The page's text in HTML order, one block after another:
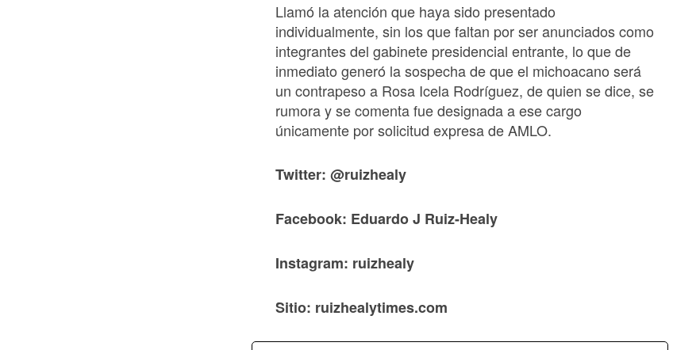
Llamó la atención que haya sido presentado
individualmente, sin los que faltan por ser anunciados como
integrantes del gabinete presidencial entrante, lo que de
inmediato generó la sospecha de que el michoacano será
un contrapeso a Rosa Icela Rodríguez, de quien se dice, se
rumora y se comenta fue designada a ese cargo
únicamente por solicitud expresa de AMLO.
Twitter: @ruizhealy
Facebook: Eduardo J Ruiz-Healy
Instagram: ruizhealy
Sitio: ruizhealytimes.com